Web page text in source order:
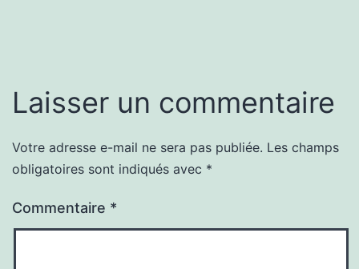
Laisser un commentaire
Votre adresse e-mail ne sera pas publiée. Les champs
obligatoires sont indiqués avec *
Commentaire *